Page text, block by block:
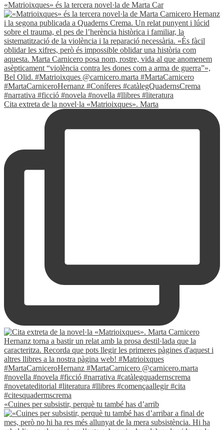
«Matrioixques» és la tercera novel·la de Marta Car
Cita extreta de la novel·la «Matrioixques». Marta
«Cuines per subsistir, perquè tu també has d’arrib